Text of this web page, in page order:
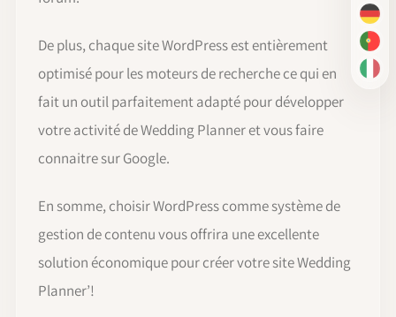
DE
PT-
IT
De plus, chaque site WordPress est entièrement
optimisé pour les moteurs de recherche ce qui en
fait un outil parfaitement adapté pour développer
votre activité de Wedding Planner et vous faire
connaitre sur Google.
En somme, choisir WordPress comme système de
gestion de contenu vous offrira une excellente
solution économique pour créer votre site Wedding
Planner’!